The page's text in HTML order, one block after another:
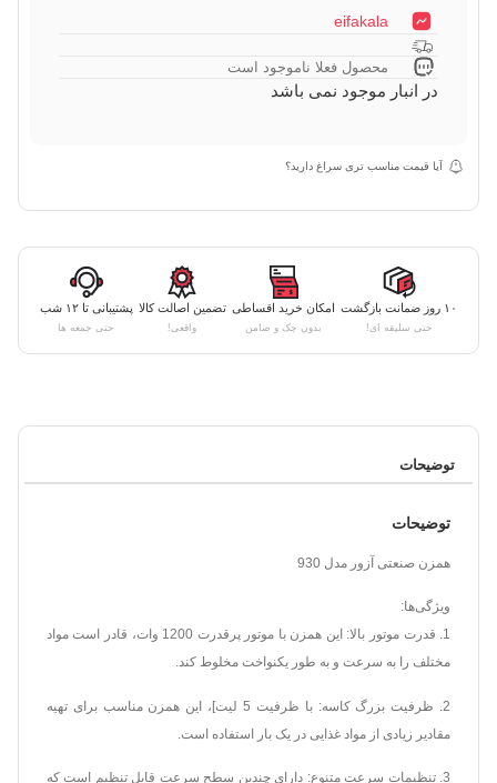
eifakala
محصول فعلا ناموجود است
در انبار موجود نمی باشد
آیا قیمت مناسب تری سراغ دارید؟
۱۰ روز ضمانت بازگشت
حتی سلیقه ای!
امکان خرید اقساطی
بدون چک و ضامن
تضمین اصالت کالا
واقعی!
پشتیبانی تا ۱۲ شب
حتی جمعه ها
توضیحات
توضیحات
همزن صنعتی آزور مدل 930
ویژگی‌ها:
1. قدرت موتور بالا: این همزن با موتور پرقدرت 1200 وات، قادر است مواد
مختلف را به سرعت و به طور یکنواخت مخلوط کند.
2. ظرفیت بزرگ کاسه: با ظرفیت 5 لیت]، این همزن مناسب برای تهیه
مقادیر زیادی از مواد غذایی در یک بار استفاده است.
3. تنظیمات سرعت متنوع: دارای چندین سطح سرعت قابل تنظیم است که